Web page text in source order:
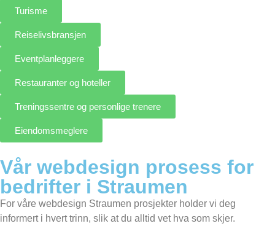
Turisme
Reiselivsbransjen
Eventplanleggere
Restauranter og hoteller
Treningssentre og personlige trenere
Eiendomsmeglere
Vår webdesign prosess for
bedrifter i Straumen
For våre webdesign Straumen prosjekter holder vi deg
informert i hvert trinn, slik at du alltid vet hva som skjer.